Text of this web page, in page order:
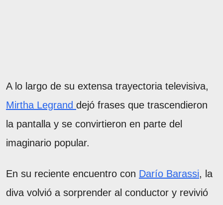
A lo largo de su extensa trayectoria televisiva,
Mirtha Legrand dejó frases que trascendieron
la pantalla y se convirtieron en parte del
imaginario popular.
En su reciente encuentro con Darío Barassi, la
diva volvió a sorprender al conductor y revivió